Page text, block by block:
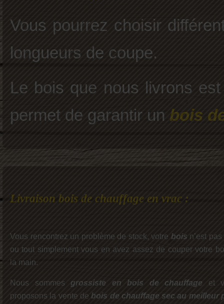
Vous pourrez choisir
longueurs de coupe.
Le bois que nous livrons
permet de garantir un bois
Livraison bois de chauffage en vrac :
Vous rencontrez un problème de stock, votre bois n’est pas
ou tout simplement vous en avez assez de couper votre
la main.
Nous sommes grossiste en bois de chauffage et
proposons la vente debois de chauffage sec au meilleur